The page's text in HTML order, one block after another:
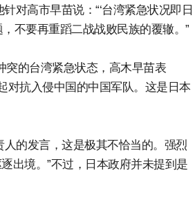
对高市早苗说：“‘台湾紧急状况即日
不要再重蹈二战战败民族的覆辙。”
突的台湾紧急状态，高木早苗表
对抗入侵中国的中国军队。这是日本
的发言，这是极其不恰当的。强烈
出境。”不过，日本政府并未提到是